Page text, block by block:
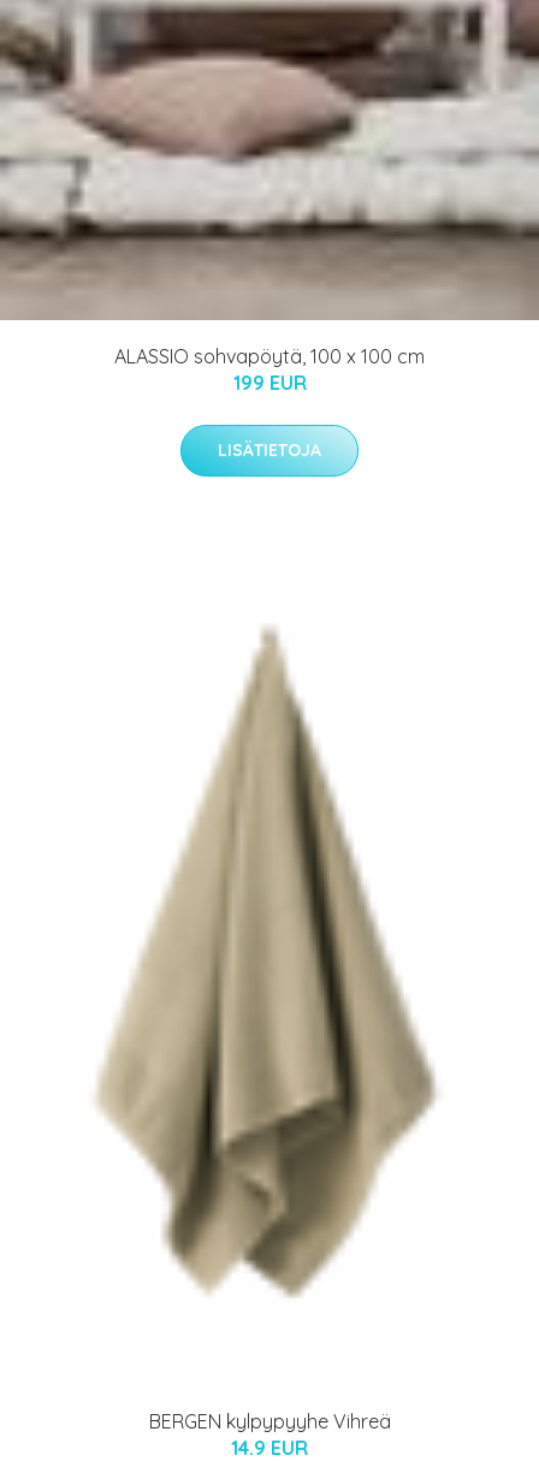
ALASSIO sohvapöytä, 100 x 100 cm
199 EUR
LISÄTIETOJA
BERGEN kylpypyyhe Vihreä
14.9 EUR